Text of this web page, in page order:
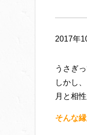
2017年
うさぎ
しかし
月と相
そんな